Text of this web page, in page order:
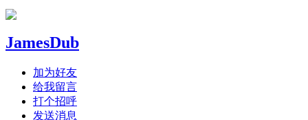
JamesDub
加为好友
给我留言
打个招呼
发送消息